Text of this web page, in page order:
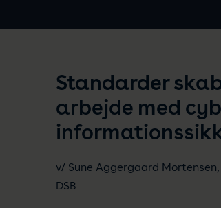
Standarder
arbejde med
v/ Sune Aggergaard
DSB